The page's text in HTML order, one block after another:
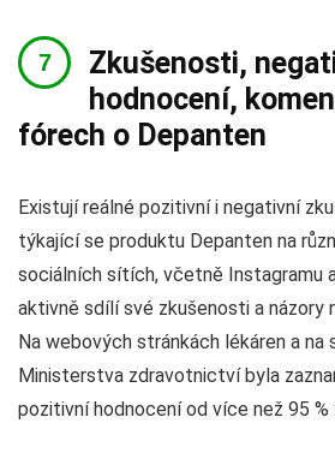
Zkušenosti,
hodnocení,
fórech o Depanten
Existují reálné pozitivní i negativní
týkající se produktu Depanten na
sociálních sítích, včetně Instagramu
aktivně sdílí své zkušenosti a názory
Na webových stránkách lékáren a na
Ministerstva zdravotnictví byla
pozitivní hodnocení od více než 95 %